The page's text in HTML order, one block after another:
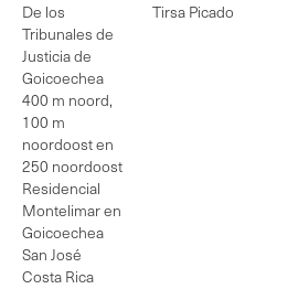
De los
Tribunales de
Justicia de
Goicoechea
400 m noord,
100 m
noordoost en
250 noordoost
Residencial
Montelimar en
Goicoechea
San José
Costa Rica
Tirsa Picado